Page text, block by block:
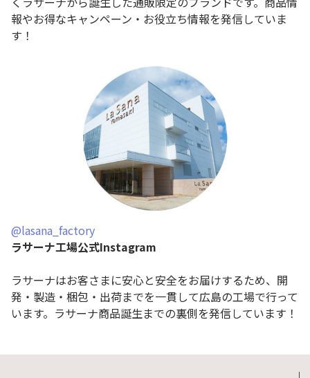
報やお得なキャンペーン・お役立ち情報を発信していま
す！
@lasana_factory
ラサーナ工場公式Instagram
ラサーナはお客さまに安心と安全をお届けするため、開
発・製造・梱包・出荷までを一貫して広島の工場で行って
います。ラサーナ商品誕生までの裏側を発信しています！